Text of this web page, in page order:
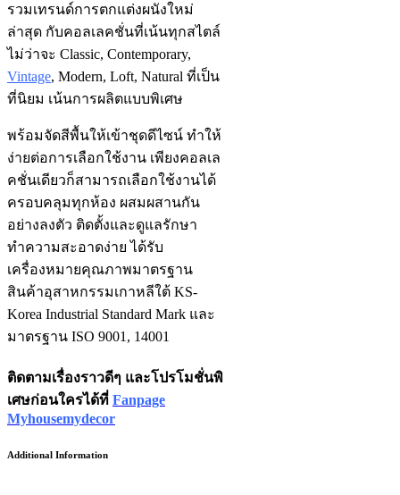
รวมเทรนด์การตกแต่งผนังใหม่
ล่าสุด กับคอลเลคชั่นที่เน้นทุกสไตล์
ไม่ว่าจะ Classic, Contemporary,
Vintage, Modern, Loft, Natural ที่เป็น
ที่นิยม เน้นการผลิตแบบพิเศษ
พร้อมจัดสีพื้นให้เข้าชุดดีไซน์ ทำให้
ง่ายต่อการเลือกใช้งาน เพียงคอลเล
คชั่นเดียวก็สามารถเลือกใช้งานได้
ครอบคลุมทุกห้อง ผสมผสานกัน
อย่างลงตัว ติดตั้งและดูแลรักษา
ทำความสะอาดง่าย ได้รับ
เครื่องหมายคุณภาพมาตรฐาน
สินค้าอุสาหกรรมเกาหลีใต้ KS-
Korea Industrial Standard Mark และ
มาตรฐาน ISO 9001, 14001
ติดตามเรื่องราวดีๆ และโปรโมชั่นพิ
เศษก่อนใครได้ที่ Fanpage
Myhousemydecor
Additional Information